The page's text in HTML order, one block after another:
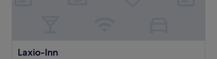
Laxio-Inn
Laxio-Inn